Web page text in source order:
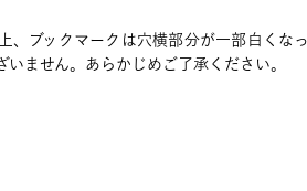
、ブックマークは穴横部分が一部白くな
いません。あらかじめご了承ください。